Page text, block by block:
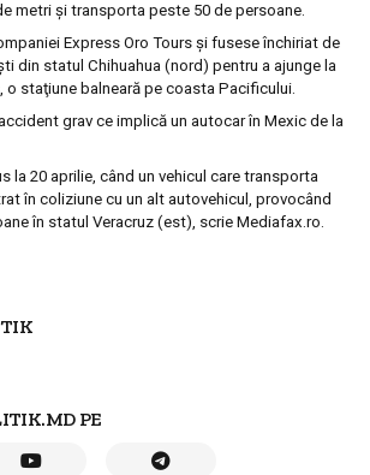
metri şi transporta peste 50 de persoane.
Express Oro Tours şi fusese închiriat de
din statul Chihuahua (nord) pentru a ajunge la
o staţiune balneară pe coasta Pacificului.
grav ce implică un autocar în Mexic de la
la 20 aprilie, când un vehicul care transporta
în coliziune cu un alt autovehicul, provocând
în statul Veracruz (est), scrie Mediafax.ro.
PE